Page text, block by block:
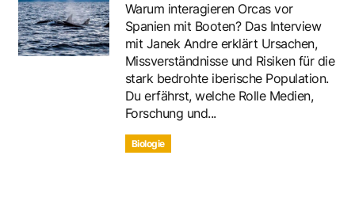
Warum interagieren Orcas vor
Spanien mit Booten? Das Interview
mit Janek Andre erklärt Ursachen,
Missverständnisse und Risiken für die
stark bedrohte iberische Population.
Du erfährst, welche Rolle Medien,
Forschung und...
Biologie